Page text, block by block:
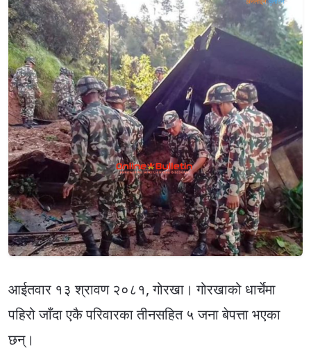
आईतवार १३ श्रावण २०८१, गोरखा। गोरखाको धार्चेमा
पहिरो जाँदा एकै परिवारका तीनसहित ५ जना बेपत्ता भएका
छन्।